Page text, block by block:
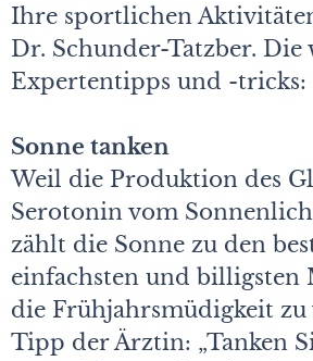
Ihre sportlichen
Dr. Schunder-Tatzber. Die
Expertentipps und -tricks:
Sonne tanken
Weil die Produktion des
Serotonin vom
zählt die Sonne zu den
einfachsten und billigsten
die Frühjahrsmüdigkeit zu
Tipp der Ärztin: „Tanken